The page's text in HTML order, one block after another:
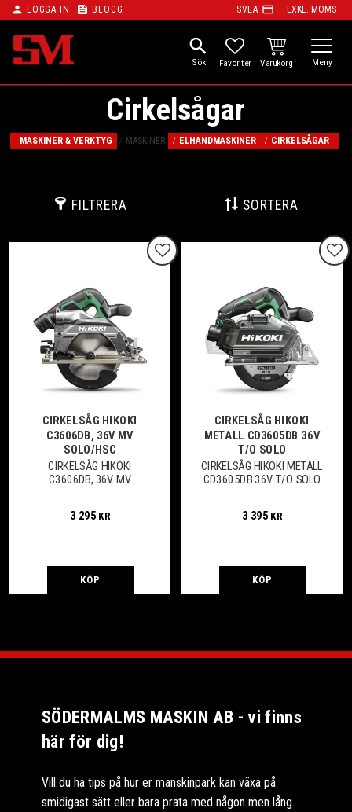
Meny
person LOGGA IN feed BLOGG SVEA payment EXKL. MOMS
search
FAVORITER
KUNDVAGN
Cirkelsågar
MASKINER & VERKTYG MASKINER ELHANDMASKINER CIRKELSÅGAR
FILTRERA SORTERA
CIRKELSÅG HIKOKI
C3606DB, 36V MV
SOLO/HSC
CIRKELSÅG HIKOKI
C3606DB, 36V MV
3 295KR
Lägg till i favoriter
KÖP
CIRKELSÅG HIKOKI
METALL CD3605DB 36V
T/O SOLO
CIRKELSÅG HIKOKI METALL
CD3605DB 36V T/O SOLO
3 395KR
KÖP
SÖDERMALMS MASKIN AB - vi finns
här för dig!
Vill du ha tips på hur er manskinpark kan växa på
smidigast sätt eller bara prata med någon men lång